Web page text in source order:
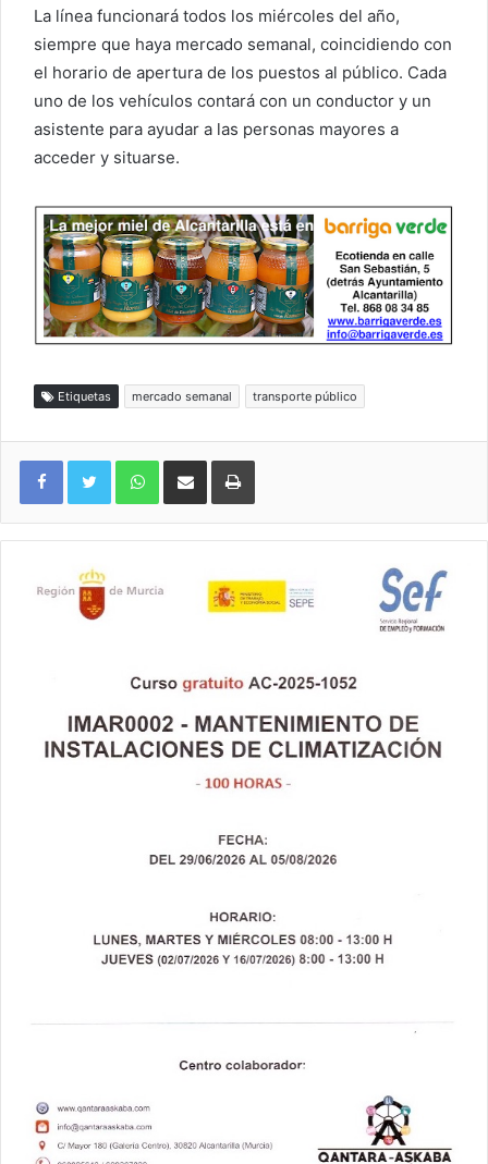
La línea funcionará todos los miércoles del año,
siempre que haya mercado semanal, coincidiendo con
el horario de apertura de los puestos al público. Cada
uno de los vehículos contará con un conductor y un
asistente para ayudar a las personas mayores a
acceder y situarse.
Etiquetas mercado semanal transporte público
WhatsAppCompartir por correo electrónicoImprimir